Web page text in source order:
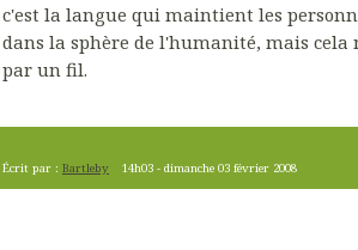
c'est la langue qui maintient les
dans la sphère de l'humanité, mais cela
par un fil.
Écrit par : Bartleby 14h03 -dimanche 03 février 2008